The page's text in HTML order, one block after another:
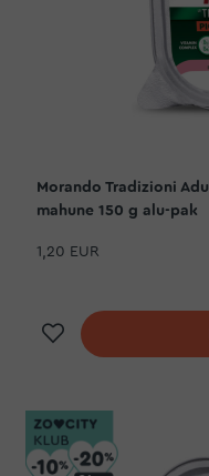
Morando Tradizioni
mahune 150 g alu-pak
1,20 EUR
Dodaj na